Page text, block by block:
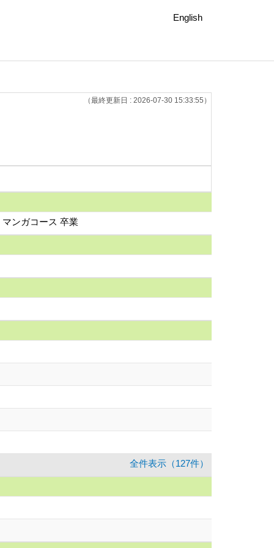
English
（最終更新日 : 2026-07-30 15:33:55）
ンガコース 卒業
全件表示（127件）